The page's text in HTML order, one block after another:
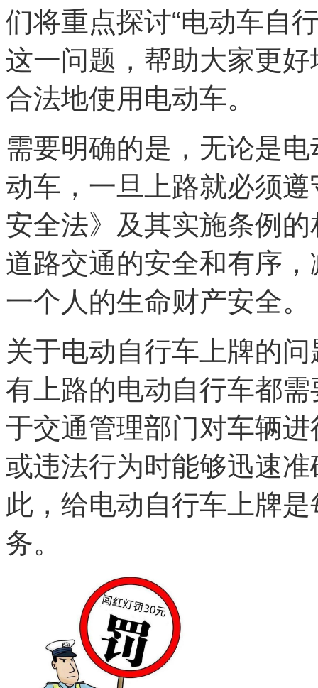
们将重点探讨“电动车自
这一问题，帮助大家更
合法地使用电动车。
需要明确的是，无论是
动车，一旦上路就必须
安全法》及其实施条例
道路交通的安全和有序
一个人的生命财产安全。
关于电动自行车上牌的
有上路的电动自行车都
于交通管理部门对车辆
或违法行为时能够迅速
此，给电动自行车上牌
务。